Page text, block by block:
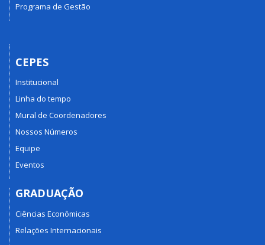
Programa de Gestão
CEPES
Institucional
Linha do tempo
Mural de Coordenadores
Nossos Números
Equipe
Eventos
GRADUAÇÃO
Ciências Econômicas
Relações Internacionais